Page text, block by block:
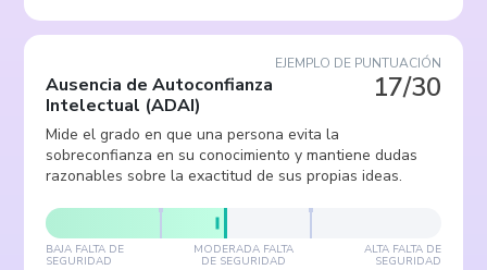
EJEMPLO DE PUNTUACIÓN
17/30
Ausencia de Autoconfianza
Intelectual (ADAI)
Mide el grado en que una persona evita la
sobreconfianza en su conocimiento y mantiene dudas
razonables sobre la exactitud de sus propias ideas.
BAJA FALTA DE
SEGURIDAD
MODERADA FALTA
DE SEGURIDAD
ALTA FALTA DE
SEGURIDAD